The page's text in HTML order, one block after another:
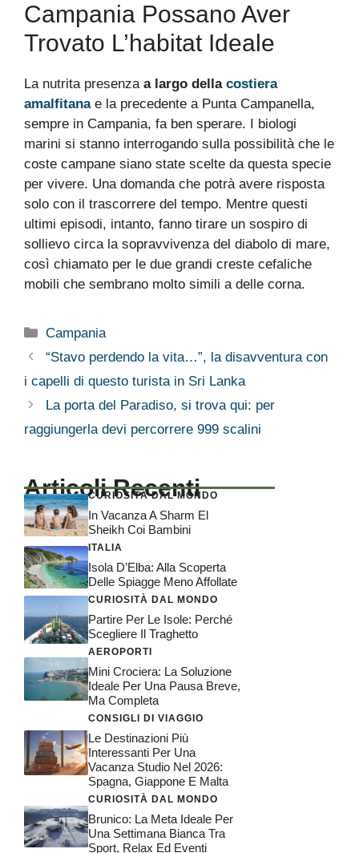
Campania Possano Aver
Trovato L’habitat Ideale
La nutrita presenzaa largo della costiera
amalfitanae la precedente a Punta Campanella,
sempre in Campania, fa ben sperare. I biologi
marini si stanno interrogando sulla possibilità che le
coste campane siano state scelte da questa specie
per vivere. Una domanda che potrà avere risposta
solo con il trascorrere del tempo. Mentre questi
ultimi episodi, intanto, fanno tirare un sospiro di
sollievo circa la sopravvivenza del diabolo di mare,
così chiamato per le due grandi creste cefaliche
mobili che sembrano molto simili a delle corna.
Categorie
Campania
“Stavo perdendo la vita…”, la disavventura con
i capelli di questo turista in Sri Lanka
La porta del Paradiso, si trova qui: per
raggiungerla devi percorrere 999 scalini
Articoli Recenti
CURIOSITÀ DAL MONDO
In Vacanza A Sharm El
Sheikh Coi Bambini
ITALIA
Isola D’Elba: Alla Scoperta
Delle Spiagge Meno Affollate
CURIOSITÀ DAL MONDO
Partire Per Le Isole: Perché
Scegliere Il Traghetto
AEROPORTI
Mini Crociera: La Soluzione
Ideale Per Una Pausa Breve,
Ma Completa
CONSIGLI DI VIAGGIO
Le Destinazioni Più
Interessanti Per Una
Vacanza Studio Nel 2026:
Spagna, Giappone E Malta
CURIOSITÀ DAL MONDO
Brunico: La Meta Ideale Per
Una Settimana Bianca Tra
Sport, Relax Ed Eventi